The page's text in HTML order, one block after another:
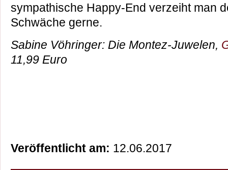
sympathische Happy-End verzeiht man
Schwäche gerne.
Sabine Vöhringer: Die Montez-Juwelen,
11,99 Euro
Veröffentlicht am: 12.06.2017